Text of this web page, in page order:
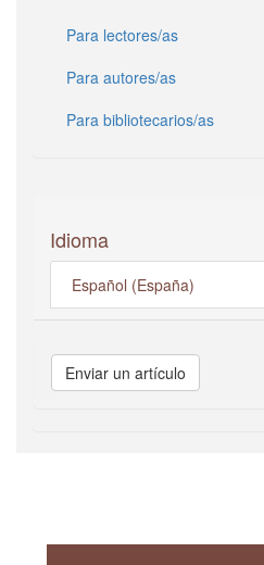
Para lectores/as
Para autores/as
Para bibliotecarios/as
Idioma
Enviar
unEnviar un artículo